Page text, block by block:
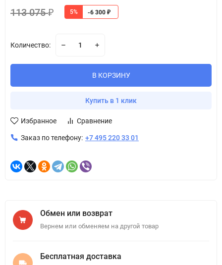
113 075₽ 5% -6 300 ₽
Количество:
В КОРЗИНУ
Купить в 1 клик
Избранное Сравнение
Заказ по телефону: +7 495 220 33 01
Обмен или возврат
Вернем или обменяем на другой товар
Бесплатная доставка